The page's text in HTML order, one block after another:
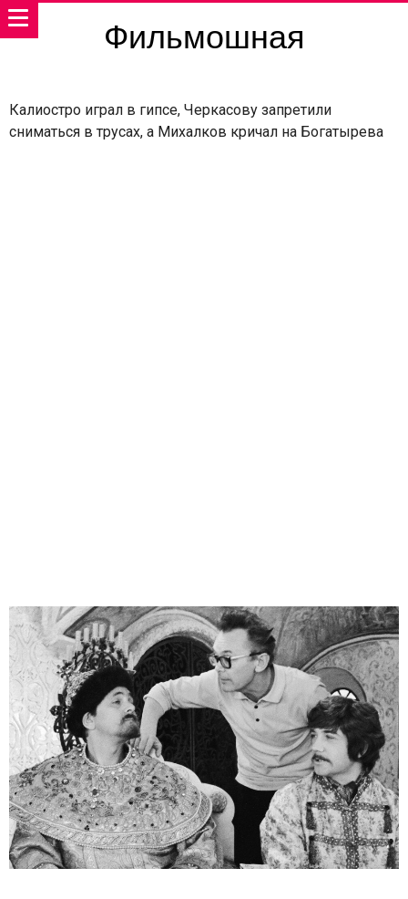
Фильмошная
Калиостро играл в гипсе, Черкасову запретили
сниматься в трусах, а Михалков кричал на Богатырева